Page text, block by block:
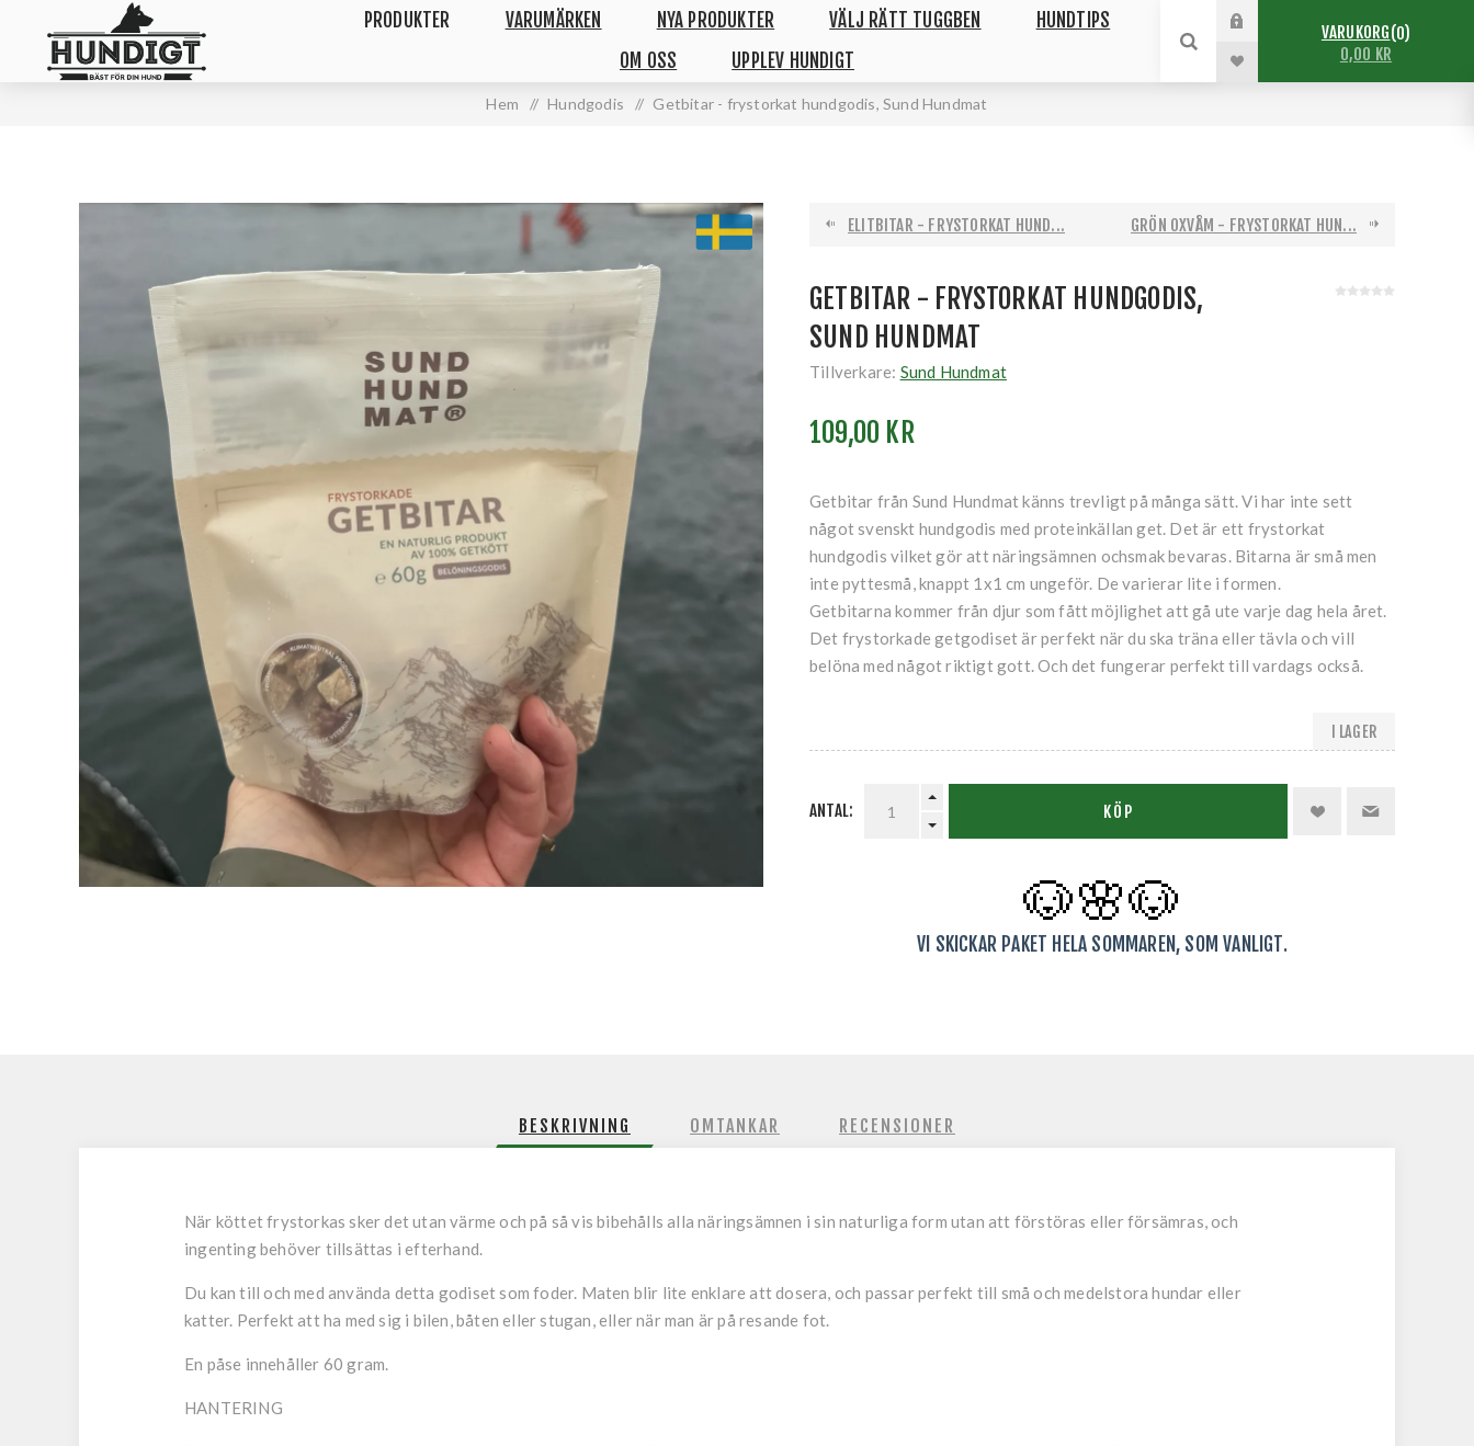
PRODUKTER VARUMÄRKEN NYA PRODUKTER VÄLJ RÄTT TUGGBEN
HUNDTIPS
OM OSS
UPPLEV HUNDIGT
VARUKORG 0
0,00 KR
Hem / Hundgodis / Getbitar - frystorkat hundgodis, Sund Hundmat
ELITBITAR - FRYSTORKAT HUND... GRÖN OXVÅM - FRYSTORKAT HUN...
GETBITAR - FRYSTORKAT HUNDGODIS,
SUND HUNDMAT
Tillverkare: Sund Hundmat
109,00 KR
Getbitar från Sund Hundmat känns trevligt på många sätt. Vi har inte sett
något svenskt hundgodis med proteinkällan get. Det är ett frystorkat
hundgodis vilket gör att näringsämnen ochsmak bevaras. Bitarna är små men
inte pyttesmå, knappt 1x1 cm ungeför. De varierar lite i formen.
Getbitarna kommer från djur som fått möjlighet att gå ute varje dag hela året.
Det frystorkade getgodiset är perfekt när du ska träna eller tävla och vill
belöna med något riktigt gott. Och det fungerar perfekt till vardags också.
I LAGER
ANTAL: KÖP
🐶🌸🐶
VI SKICKAR PAKET HELA SOMMAREN, SOM VANLIGT.
BESKRIVNING OMTANKAR RECENSIONER
När köttet frystorkas sker det utan värme och på så vis bibehålls alla näringsämnen i sin naturliga form utan att förstöras eller försämras, och
ingenting behöver tillsättas i efterhand.
Du kan till och med använda detta godiset som foder. Maten blir lite enklare att dosera, och passar perfekt till små och medelstora hundar eller
katter. Perfekt att ha med sig i bilen, båten eller stugan, eller när man är på resande fot.
En påse innehåller 60 gram.
HANTERING